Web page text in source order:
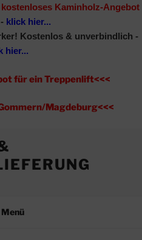
Kaminholz-Angebot
-klick hier...
Kostenlos & unverbindlich -
hier...
für ein Treppenlift<<<
Magdeburg<<<
Menü